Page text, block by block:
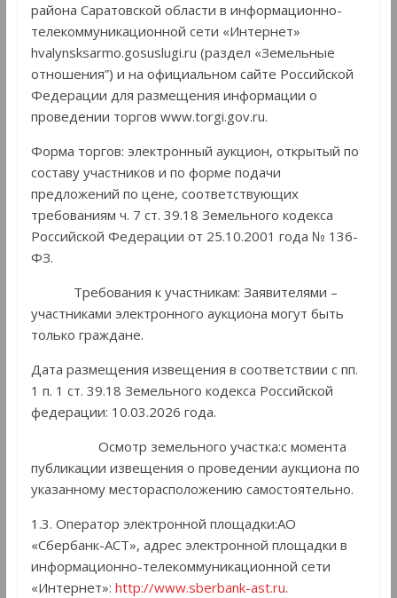
района Саратовской области в информационно-
телекоммуникационной сети «Интернет»
hvalynsksarmo.gosuslugi.ru (раздел «Земельные
отношения”) и на официальном сайте Российской
Федерации для размещения информации о
проведении торгов www.torgi.gov.ru.
Форма торгов: электронный аукцион, открытый по
составу участников и по форме подачи
предложений по цене, соответствующих
требованиям ч. 7 ст. 39.18 Земельного кодекса
Российской Федерации от 25.10.2001 года № 136-
ФЗ.
Требования к участникам: Заявителями –
участниками электронного аукциона могут быть
только граждане.
Дата размещения извещения в соответствии с пп.
1 п. 1 ст. 39.18 Земельного кодекса Российской
федерации: 10.03.2026 года.
Осмотр земельного участка:с момента
публикации извещения о проведении аукциона по
указанному месторасположению самостоятельно.
1.3. Оператор электронной площадки:АО
«Сбербанк-АСТ», адрес электронной площадки в
информационно-телекоммуникационной сети
«Интернет»: http://www.sberbank-ast.ru.